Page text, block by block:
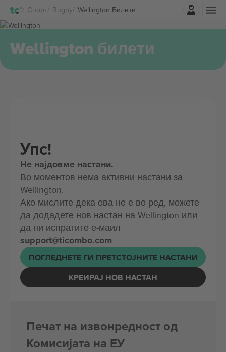
Спорт Rugby Wellington БилетиНајави се
Wellington билети
Упс!
Не најдовме настани.
Во моментов нема активни настани за
Wellington.
Ако мислите дека ова не е во ред, можете
да додадете нов настан на Wellington или
да ни испратите е-маил
support@ticombo.com
ПОГЛЕДНЕТЕ ГИ ПРЕТСТОЈНИТЕ НАСТАНИ
КРЕИРАЈ НОВ НАСТАН
Печат на извонредност од
Комисијата на ЕУ